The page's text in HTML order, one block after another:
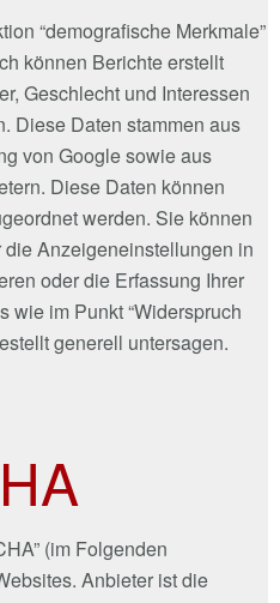
“demografische Merkmale”
können Berichte erstellt
Geschlecht und Interessen
Diese Daten stammen aus
von Google sowie aus
Diese Daten können
werden. Sie können
Anzeigeneinstellungen in
oder die Erfassung Ihrer
wie im Punkt “Widerspruch
generell untersagen.
(im Folgenden
Anbieter ist die